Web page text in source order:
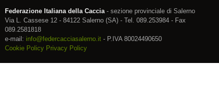
Federazione Italiana della Caccia- sezione provinciale di Salerno
Via L. Cassese 12 - 84122 Salerno (SA) - Tel. 089.253984 - Fax
089.2581818
e-mail: info@federcacciasalerno.it - P.IVA 80024490650
Cookie Policy Privacy Policy